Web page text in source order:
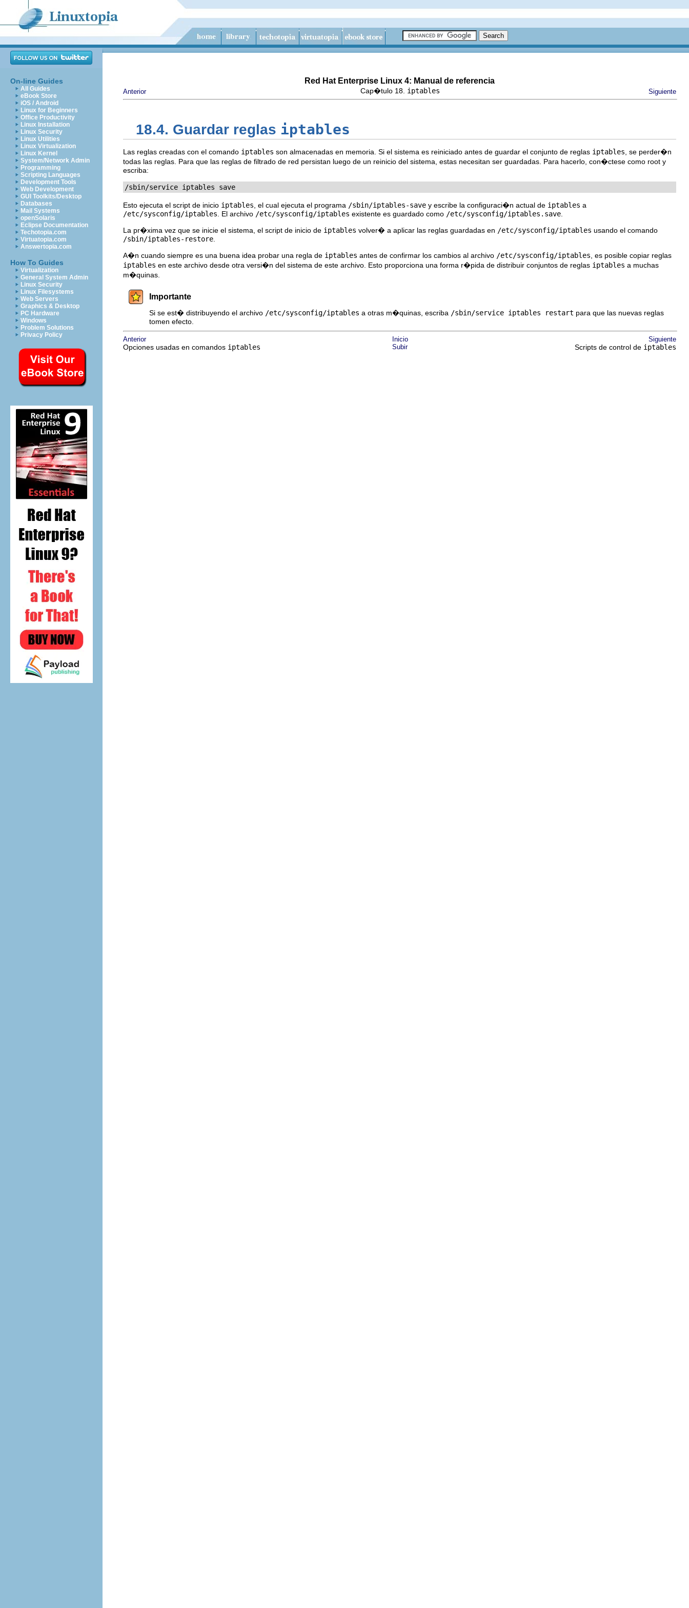
On-line Guides
All Guides
eBook Store
iOS / Android
Linux for Beginners
Office Productivity
Linux Installation
Linux Security
Linux Utilities
Linux Virtualization
Linux Kernel
System/Network Admin
Programming
Scripting Languages
Development Tools
Web Development
GUI Toolkits/Desktop
Databases
Mail Systems
openSolaris
Eclipse Documentation
Techotopia.com
Virtuatopia.com
Answertopia.com
How To Guides
Virtualization
General System Admin
Linux Security
Linux Filesystems
Web Servers
Graphics & Desktop
PC Hardware
Windows
Problem Solutions
Privacy Policy
Red Hat Enterprise Linux 4: Manual de referencia
Anterior Cap�tulo 18. iptables Siguiente
18.4. Guardar reglas iptables
Las reglas creadas con el comando iptables son almacenadas en memoria. Si el sistema es reiniciado antes de guardar el conjunto de reglas iptables , se perder�n
todas las reglas. Para que las reglas de filtrado de red persistan luego de un reinicio del sistema, estas necesitan ser guardadas. Para hacerlo, con�ctese como root y
escriba:
/sbin/service iptables save
Esto ejecuta el script de inicio iptables , el cual ejecuta el programa /sbin/iptables-save y escribe la configuraci�n actual de iptables a
/etc/sysconfig/iptables . El archivo /etc/sysconfig/iptables existente es guardado como /etc/sysconfig/iptables.save
La pr�xima vez que se inicie el sistema, el script de inicio de iptables volver� a aplicar las reglas guardadas en /etc/sysconfig/iptables usando el comando
/sbin/iptables-restore
A�n cuando siempre es una buena idea probar una regla de iptables antes de confirmar los cambios al archivo /etc/sysconfig/iptables , es posible copiar reglas
iptables en este archivo desde otra versi�n del sistema de este archivo. Esto proporciona una forma r�pida de distribuir conjuntos de reglas iptables a muchas
m�quinas.
Importante
Si se est� distribuyendo el archivo /etc/sysconfig/iptables a otras m�quinas, escriba /sbin/service iptables restart para que las nuevas reglas
tomen efecto.
Anterior Inicio Siguiente
Opciones usadas en comandos iptables Subir Scripts de control de iptables